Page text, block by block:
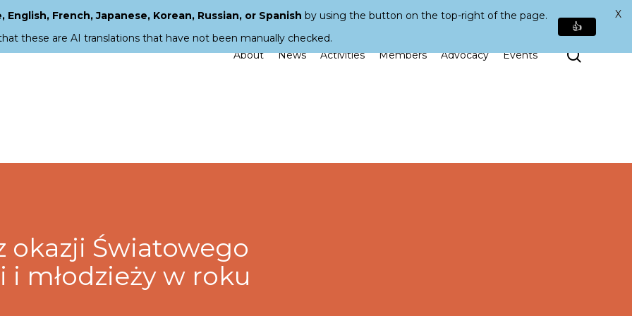
About News Activities Members Advocacy Events Search
okazji Światowego
i młodzieży w roku
French, Japanese, Korean, Russian, or Spanish by using the button on the top-right of the page.
these are AI translations that have not been manually checked.
👍
X